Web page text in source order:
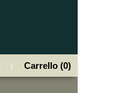
Carrello (0)